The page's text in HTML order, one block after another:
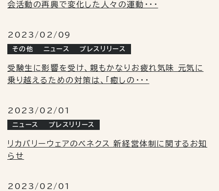
会活動の再興で変化した人々の運動・・・
2023/02/09
その他 ニュース プレスリリース
受験生に影響を受け、親もかなりお疲れ気味 元気に
乗り越えるための対策は、「癒しの・・・
2023/02/01
ニュース プレスリリース
リカバリーウェアのベネクス 新経営体制に関するお知
らせ
2023/02/01